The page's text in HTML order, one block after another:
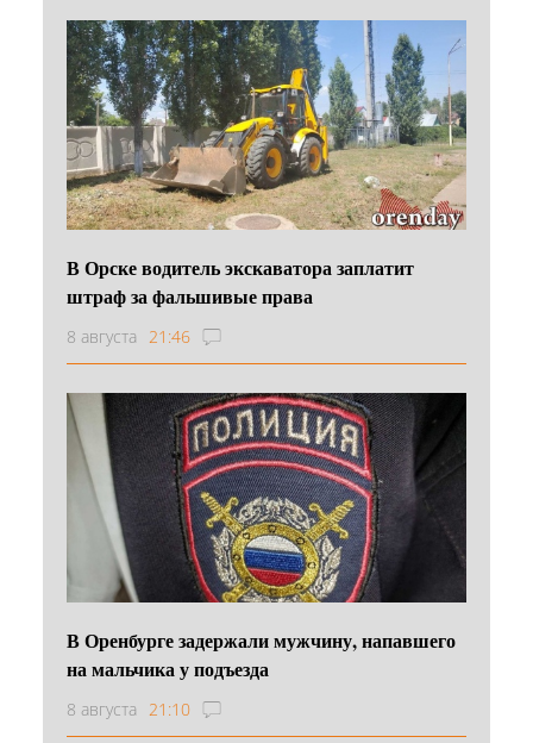
В Орске водитель экскаватора заплатит
штраф за фальшивые права
8 августа 21:46
В Оренбурге задержали мужчину, напавшего
на мальчика у подъезда
8 августа 21:10